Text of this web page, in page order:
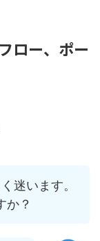
ロー、ポー
迷います。
か？